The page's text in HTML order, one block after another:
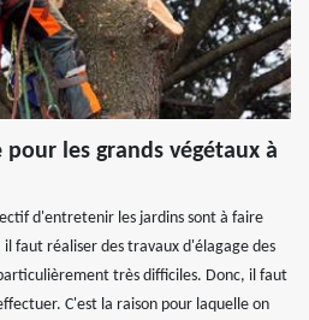
pour les grands végétaux à
d'entretenir les jardins sont à faire
il faut réaliser des travaux d'élagage des
très difficiles. Donc, il faut
C'est la raison pour laquelle on